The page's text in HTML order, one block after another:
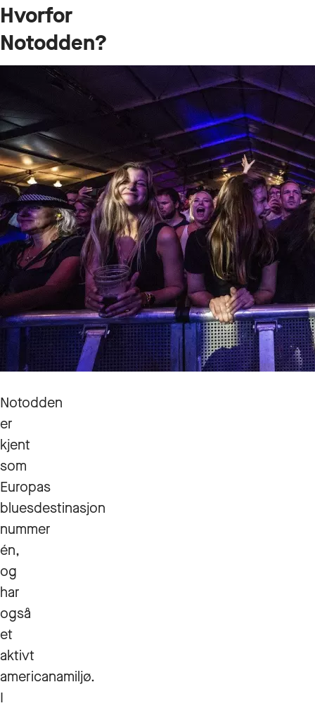
Hvorfor
Notodden?
Notodden
er
kjent
som
Europas
bluesdestinasjon
nummer
én,
og
har
også
et
aktivt
americanamiljø.
I